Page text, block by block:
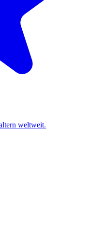
weltweit.